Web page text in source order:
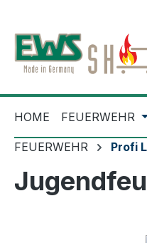
HOME FEUERWEHR
FEUERWEHR Profi